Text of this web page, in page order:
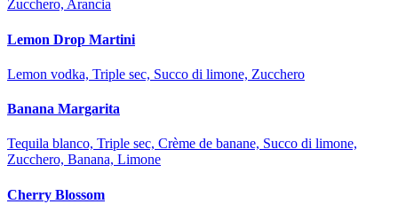
Zucchero, Arancia
Lemon Drop Martini
Lemon vodka, Triple sec, Succo di limone, Zucchero
Banana Margarita
Tequila blanco, Triple sec, Crème de banane, Succo di limone,
Zucchero, Banana, Limone
Cherry Blossom